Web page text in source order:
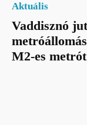
Aktuális
Vaddisznó
M2-es